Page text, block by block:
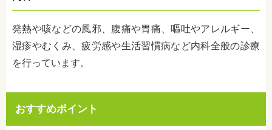
発熱や咳などの風邪、腹痛や胃痛、嘔吐やアレルギー、
湿疹やむくみ、疲労感や生活習慣病など内科全般の診療
を行っています。
おすすめポイント